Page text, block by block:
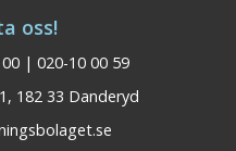
oss!
| 020-10 00 59
182 33 Danderyd